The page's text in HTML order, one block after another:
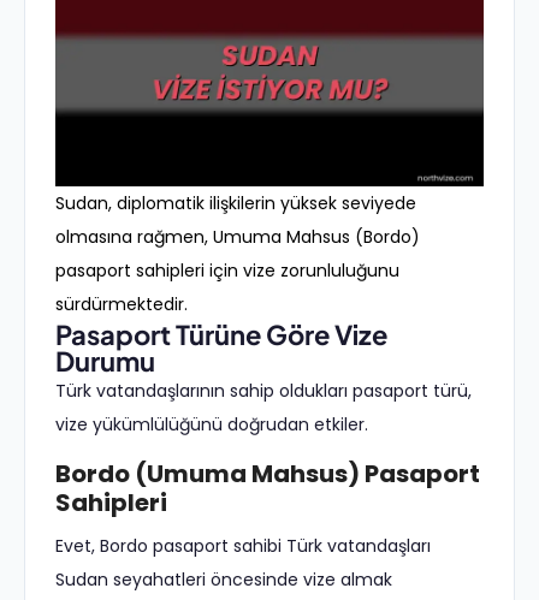
Sudan, diplomatik ilişkilerin yüksek seviyede
olmasına rağmen, Umuma Mahsus (Bordo)
pasaport sahipleri için vize zorunluluğunu
sürdürmektedir.
Pasaport Türüne Göre Vize
Durumu
Türk vatandaşlarının sahip oldukları pasaport türü,
vize yükümlülüğünü doğrudan etkiler.
Bordo (Umuma Mahsus) Pasaport
Sahipleri
Evet, Bordo pasaport sahibi Türk vatandaşları
Sudan seyahatleri öncesinde vize almak